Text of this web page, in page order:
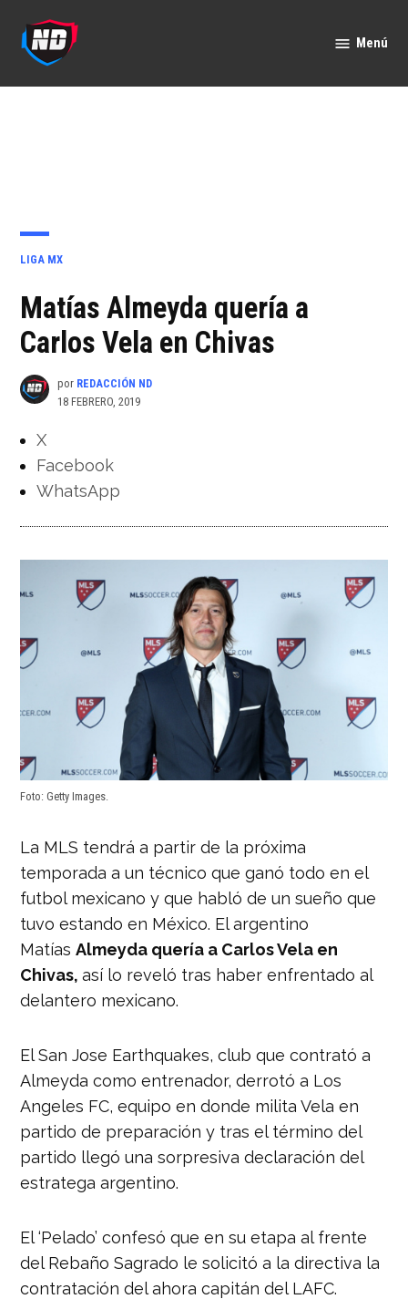
contenido
Menú
PUBLICADO
LIGA MX
Matías Almeyda quería a
Carlos Vela en Chivas
por REDACCIÓN ND
18 FEBRERO, 2019
X
Facebook
WhatsApp
Foto: Getty Images.
La MLS tendrá a partir de la próxima
temporada a un técnico que ganó todo en el
futbol mexicano y que habló de un sueño que
tuvo estando en México. El argentino
MatíasAlmeyda quería a Carlos Vela en
Chivas,así lo reveló tras haber enfrentado al
delantero mexicano.
El San Jose Earthquakes, club que contrató a
Almeyda como entrenador, derrotó a Los
Angeles FC, equipo en donde milita Vela en
partido de preparación y tras el término del
partido llegó una sorpresiva declaración del
estratega argentino.
El ‘Pelado’ confesó que en su etapa al frente
del Rebaño Sagrado le solicitó a la directiva la
contratación del ahora capitán del LAFC.